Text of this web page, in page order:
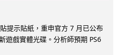
提示貼紙，重申官方 7 月已公布
遊戲實體光碟。分析師預期 PS6